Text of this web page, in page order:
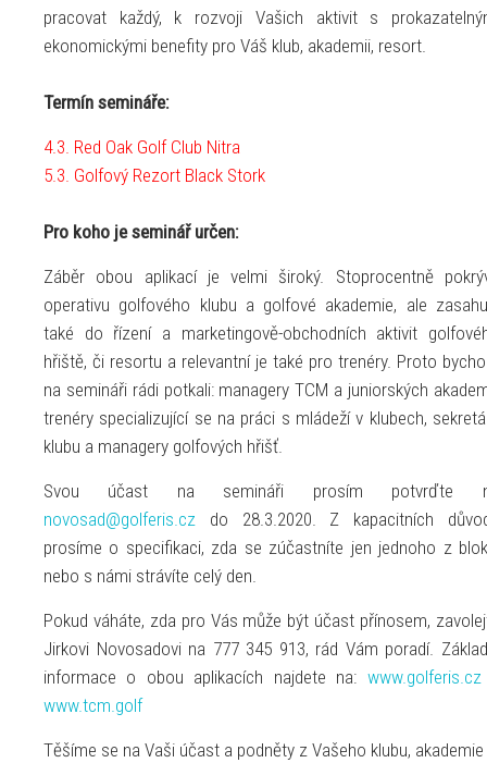
pracovat každý, k rozvoji Vašich aktivit s
ekonomickými benefity pro Váš klub, akademii, resort.
Termín semináře:
4.3. Red Oak Golf Club Nitra
5.3. Golfový Rezort Black Stork
Pro koho je seminář určen:
Záběr obou aplikací je velmi široký. Stoprocentně
operativu golfového klubu a golfové akademie, ale
také do řízení a marketingově-obchodních aktivit
hřiště, či resortu a relevantní je také pro trenéry. Proto
na semináři rádi potkali: managery TCM a juniorských
trenéry specializující se na práci s mládeží v klubech,
klubu a managery golfových hřišť.
Svou účast na semináři prosím potvrďte
novosad@golferis.cz do 28.3.2020. Z kapacitních
prosíme o specifikaci, zda se zúčastníte jen jednoho z
nebo s námi strávíte celý den.
Pokud váháte, zda pro Vás může být účast přínosem,
Jirkovi Novosadovi na 777 345 913, rád Vám poradí.
informace o obou aplikacích najdete na: www.golferis.cz
www.tcm.golf
Těšíme se na Vaši účast a podněty z Vašeho klubu, akademie